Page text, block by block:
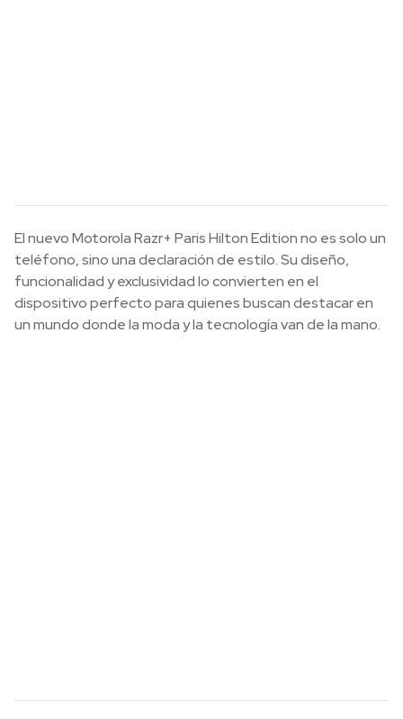
El nuevo Motorola Razr+ Paris Hilton Edition no es solo un
teléfono, sino una declaración de estilo. Su diseño,
funcionalidad y exclusividad lo convierten en el
dispositivo perfecto para quienes buscan destacar en
un mundo donde la moda y la tecnología van de la mano.